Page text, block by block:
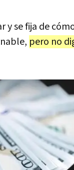
y se fija de
pero no